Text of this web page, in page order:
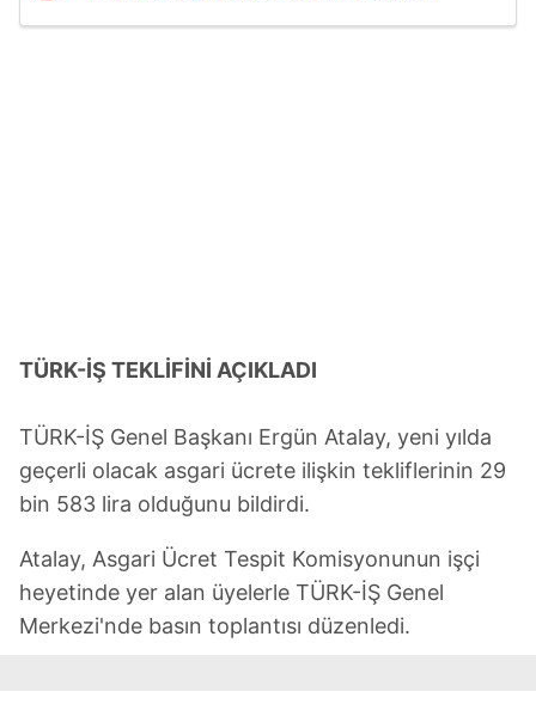
TÜRK-İŞ TEKLİFİNİ AÇIKLADI
TÜRK-İŞ Genel Başkanı Ergün Atalay, yeni yılda
geçerli olacak asgari ücrete ilişkin tekliflerinin 29
bin 583 lira olduğunu bildirdi.
Atalay, Asgari Ücret Tespit Komisyonunun işçi
heyetinde yer alan üyelerle TÜRK-İŞ Genel
Merkezi'nde basın toplantısı düzenledi.